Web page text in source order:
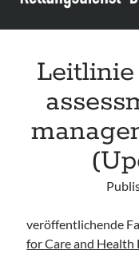
Leitlinie „Bauchschmerz
Leitlinie
veröffentlichende
for Care and Health